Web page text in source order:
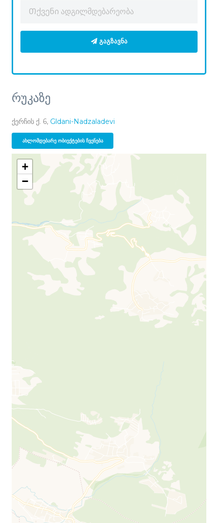
ᲒᲐᲒᲖᲐᲕᲜᲐ
რუკაზე
ქერჩის ქ. 6, Gldani-Nadzaladevi
ᲐᲮᲚᲝᲛᲓᲔᲑᲐᲠᲔ ᲝᲑᲘᲔᲥᲢᲔᲑᲘᲡ ᲩᲕᲔᲜᲔᲑᲐ
+
−